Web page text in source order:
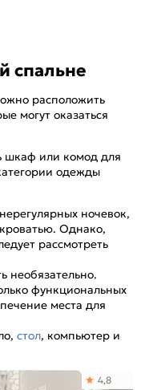
спальне
расположить
могут оказаться
шкаф или комод для
одежды
ночевок,
Однако,
рассмотреть
необязательно.
функциональных
места для
стол, компьютер и
4,8